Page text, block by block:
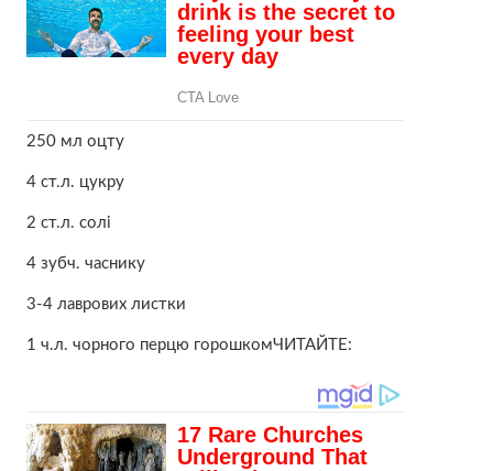
250 мл оцту
4 ст.л. цукру
2 ст.л. солі
4 зубч. часнику
3-4 лаврових листки
1 ч.л. чорного перцю горошкомЧИТАЙТЕ: